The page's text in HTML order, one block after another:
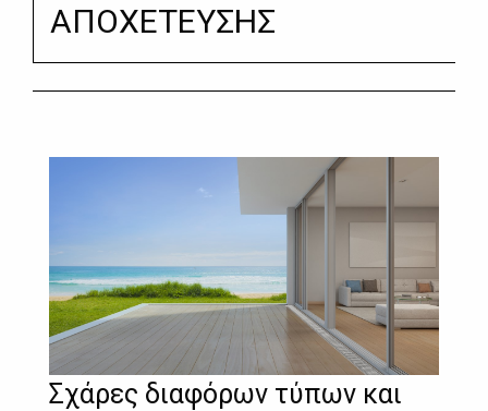
ΑΠΟΧΕΤΕΥΣΗΣ
Σχάρες διαφόρων τύπων και